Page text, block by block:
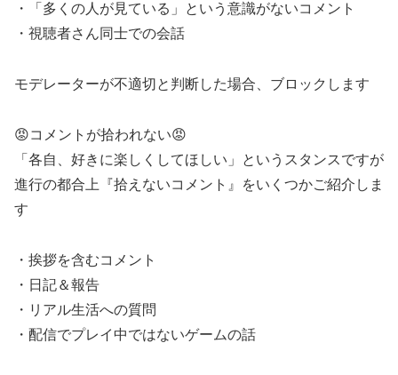
・「多くの人が見ている」という意識がないコメント
・視聴者さん同士での会話
モデレーターが不適切と判断した場合、ブロックします
😡コメントが拾われない😡
「各自、好きに楽しくしてほしい」というスタンスですが
進行の都合上『拾えないコメント』をいくつかご紹介しま
す
・挨拶を含むコメント
・日記＆報告
・リアル生活への質問
・配信でプレイ中ではないゲームの話